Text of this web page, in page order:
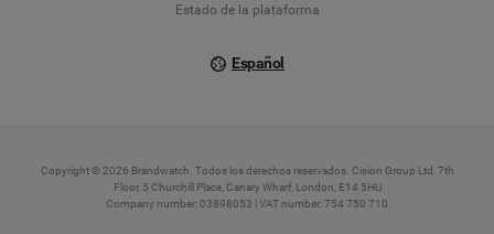
Estado de la plataforma
Español
Copyright © 2026 Brandwatch. Todos los derechos reservados. Cision Group Ltd, 7th
Floor, 5 Churchill Place, Canary Wharf, London, E14 5HU
Company number: 03898053 | VAT number: 754 750 710